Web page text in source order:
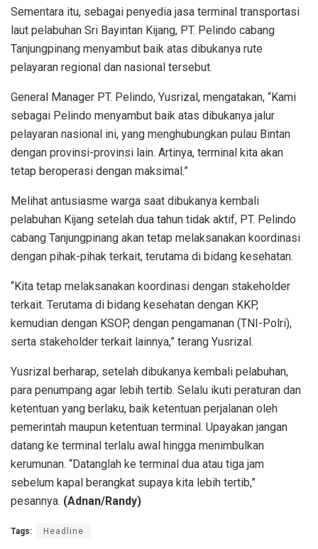
Sementara itu, sebagai penyedia jasa terminal transportasi
laut pelabuhan Sri Bayintan Kijang, PT. Pelindo cabang
Tanjungpinang menyambut baik atas dibukanya rute
pelayaran regional dan nasional tersebut.
General Manager PT. Pelindo, Yusrizal, mengatakan, “Kami
sebagai Pelindo menyambut baik atas dibukanya jalur
pelayaran nasional ini, yang menghubungkan pulau Bintan
dengan provinsi-provinsi lain. Artinya, terminal kita akan
tetap beroperasi dengan maksimal.”
Melihat antusiasme warga saat dibukanya kembali
pelabuhan Kijang setelah dua tahun tidak aktif, PT. Pelindo
cabang Tanjungpinang akan tetap melaksanakan koordinasi
dengan pihak-pihak terkait, terutama di bidang kesehatan.
“Kita tetap melaksanakan koordinasi dengan stakeholder
terkait. Terutama di bidang kesehatan dengan KKP,
kemudian dengan KSOP, dengan pengamanan (TNI-Polri),
serta stakeholder terkait lainnya,” terang Yusrizal.
Yusrizal berharap, setelah dibukanya kembali pelabuhan,
para penumpang agar lebih tertib. Selalu ikuti peraturan dan
ketentuan yang berlaku, baik ketentuan perjalanan oleh
pemerintah maupun ketentuan terminal. Upayakan jangan
datang ke terminal terlalu awal hingga menimbulkan
kerumunan. “Datanglah ke terminal dua atau tiga jam
sebelum kapal berangkat supaya kita lebih tertib,”
pesannya. (Adnan/Randy)
Tags: Headline